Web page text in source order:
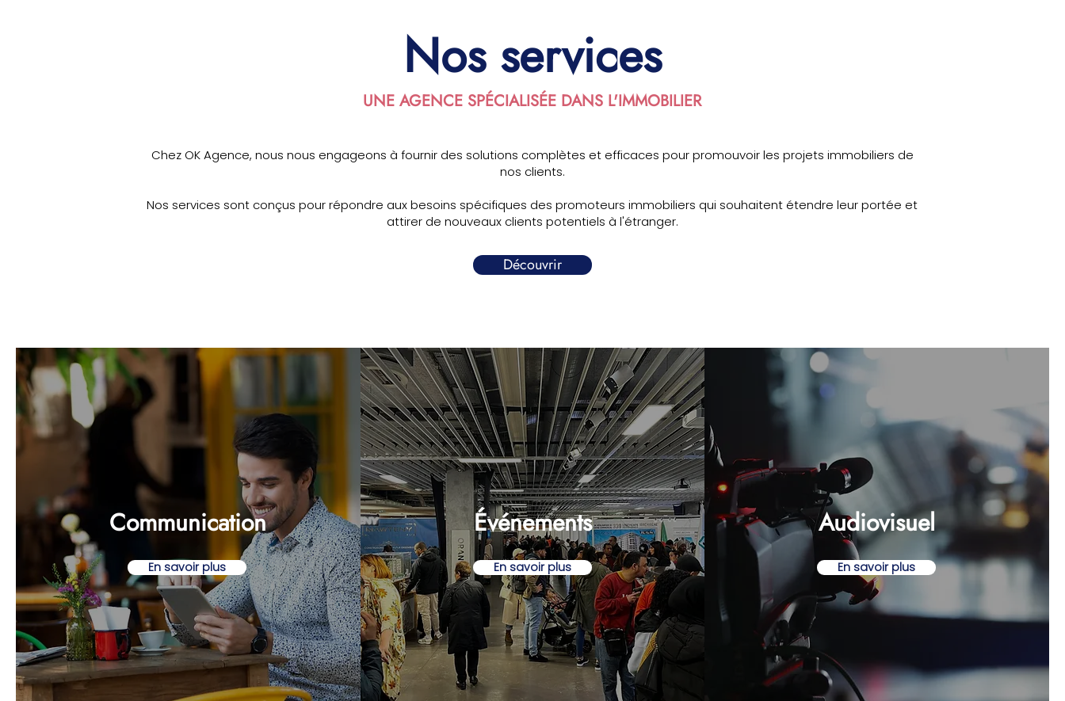
Nos services
UNE AGENCE SPÉCIALISÉE DANS L'IMMOBILIER
Chez OK Agence, nous nous engageons à fournir des solutions complètes et efficaces pour promouvoir les projets immobiliers de
nos clients.
Nos services sont conçus pour répondre aux besoins spécifiques des promoteurs immobiliers qui souhaitent étendre leur portée et
attirer de nouveaux clients potentiels à l'étranger.
Découvrir
Communication
En savoir plus
Événements
En savoir plus
Audiovisuel
En savoir plus